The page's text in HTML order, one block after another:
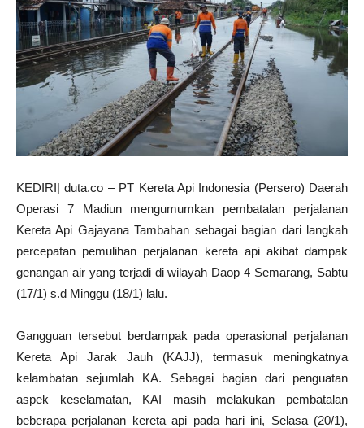
KEDIRI| duta.co – PT Kereta Api Indonesia (Persero) Daerah
Operasi 7 Madiun mengumumkan pembatalan perjalanan
Kereta Api Gajayana Tambahan sebagai bagian dari langkah
percepatan pemulihan perjalanan kereta api akibat dampak
genangan air yang terjadi di wilayah Daop 4 Semarang, Sabtu
(17/1) s.d Minggu (18/1) lalu.
Gangguan tersebut berdampak pada operasional perjalanan
Kereta Api Jarak Jauh (KAJJ), termasuk meningkatnya
kelambatan sejumlah KA. Sebagai bagian dari penguatan
aspek keselamatan, KAI masih melakukan pembatalan
beberapa perjalanan kereta api pada hari ini, Selasa (20/1),